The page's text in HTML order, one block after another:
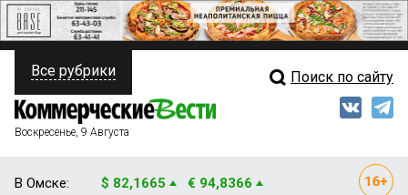
ПОЛИТИКА
ФИНАНСЫ
Свежий выпуск
Все рубрики Поиск по сайту
Воскресенье, 9 Августа
В Омске: $ 82,1665 € 94,8366